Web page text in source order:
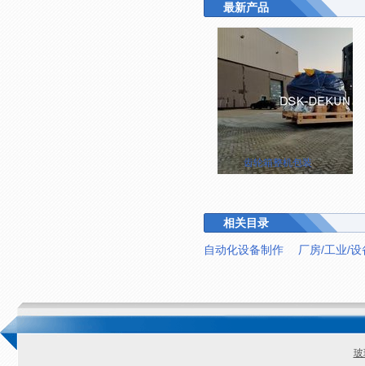
最新产品
齿轮箱整机包装
相关目录
自动化设备制作 厂房/工业/